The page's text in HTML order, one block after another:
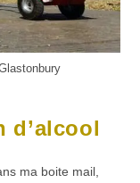
d’alcool
ma boite mail,